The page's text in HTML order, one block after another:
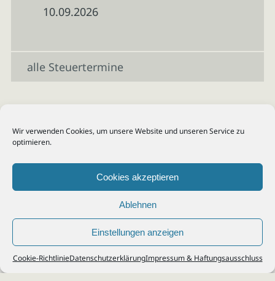
Wir verwenden Cookies, um unsere Website und unseren Service zu
optimieren.
Cookies akzeptieren
Ablehnen
Einstellungen anzeigen
Cookie-RichtlinieDatenschutzerklärungImpressum & Haftungsausschluss
10.09.2026
alle Steuertermine
© 2026Steuerberater Kempf, Köln - Steuerberatung Poll, Porz, Deutz, Mülheim,